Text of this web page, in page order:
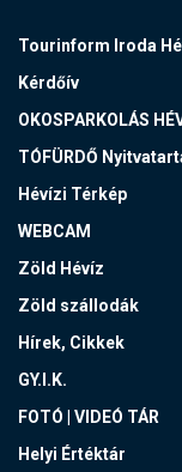
Tourinform Iroda
Kérdőív
OKOSPARKOLÁS
TÓFÜRDŐ
Hévízi Térkép
WEBCAM
Zöld Hévíz
Zöld szállodák
Hírek, Cikkek
GY.I.K.
FOTÓ | VIDEÓ TÁR
Helyi Értéktár